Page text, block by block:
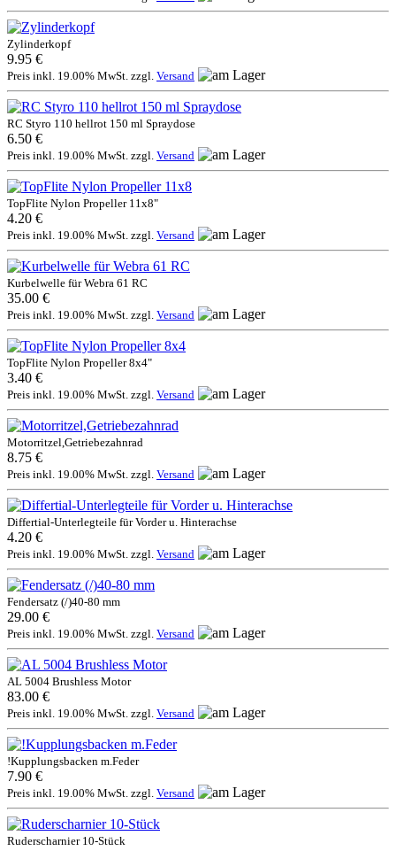
Zylinderkopf
9.95 €
Preis inkl. 19.00% MwSt. zzgl. Versand
RC Styro 110 hellrot 150 ml Spraydose
6.50 €
Preis inkl. 19.00% MwSt. zzgl. Versand
TopFlite Nylon Propeller 11x8"
4.20 €
Preis inkl. 19.00% MwSt. zzgl. Versand
Kurbelwelle für Webra 61 RC
35.00 €
Preis inkl. 19.00% MwSt. zzgl. Versand
TopFlite Nylon Propeller 8x4"
3.40 €
Preis inkl. 19.00% MwSt. zzgl. Versand
Motorritzel,Getriebezahnrad
8.75 €
Preis inkl. 19.00% MwSt. zzgl. Versand
Differtial-Unterlegteile für Vorder u. Hinterachse
4.20 €
Preis inkl. 19.00% MwSt. zzgl. Versand
Fendersatz (/)40-80 mm
29.00 €
Preis inkl. 19.00% MwSt. zzgl. Versand
AL 5004 Brushless Motor
83.00 €
Preis inkl. 19.00% MwSt. zzgl. Versand
!Kupplungsbacken m.Feder
7.90 €
Preis inkl. 19.00% MwSt. zzgl. Versand
Ruderscharnier 10-Stück